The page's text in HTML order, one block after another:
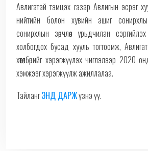
Авлигатай тэмцэх газар Авлигын эсрэг
нийтийн болон хувийн ашиг
сонирхлын зөрчлөөс урьдчилан
холбогдох бусад хууль тогтоомж,
хөтөлбөрийг хэрэгжүүлэх чиглэлээр 2020
хэмжээг хэрэгжүүлж ажиллалаа.
ТайлангЭНД ДАРЖүзнэ үү.